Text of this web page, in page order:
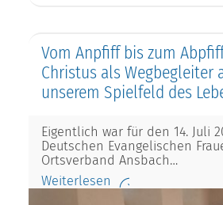
Vom Anpfiff bis zum
Christus als Wegbegleiter
unserem Spielfeld des
Eigentlich war für den 14. Juli
Deutschen Evangelischen
Ortsverband Ansbach…
Weiterlesen